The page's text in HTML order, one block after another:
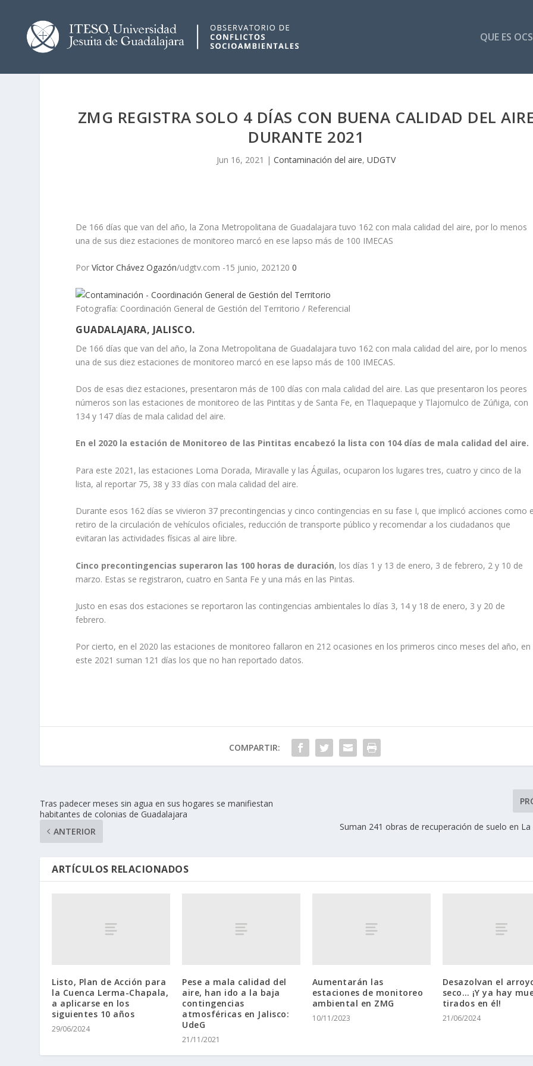
QUE ES
ZMG REGISTRA SOLO 4 DÍAS CON BUENA CALIDAD DEL
DURANTE 2021
Jun 16, 2021 |Contaminación del aire,UDGTV
De 166 días que van del año, la Zona Metropolitana de Guadalajara tuvo 162 con mala calidad del aire, por lo menos
una de sus diez estaciones de monitoreo marcó en ese lapso más de 100 IMECAS
PorVíctor Chávez Ogazón/udgtv.com -15 junio, 2021200
Fotografía: Coordinación General de Gestión del Territorio / Referencial
GUADALAJARA, JALISCO.
De 166 días que van del año, la Zona Metropolitana de Guadalajara tuvo 162 con mala calidad del aire, por lo menos
una de sus diez estaciones de monitoreo marcó en ese lapso más de 100 IMECAS.
Dos de esas diez estaciones, presentaron más de 100 días con mala calidad del aire. Las que presentaron los peores
números son las estaciones de monitoreo de las Pintitas y de Santa Fe, en Tlaquepaque y Tlajomulco de Zúñiga, con
134 y 147 días de mala calidad del aire.
En el 2020 la estación de Monitoreo de las Pintitas encabezó la lista con 104 días de mala calidad del aire.
Para este 2021, las estaciones Loma Dorada, Miravalle y las Águilas, ocuparon los lugares tres, cuatro y cinco de la
lista, al reportar 75, 38 y 33 días con mala calidad del aire.
Durante esos 162 días se vivieron 37 precontingencias y cinco contingencias en su fase I, que implicó acciones como
retiro de la circulación de vehículos oficiales, reducción de transporte público y recomendar a los ciudadanos que
evitaran las actividades físicas al aire libre.
Cinco precontingencias superaron las 100 horas de duración, los días 1 y 13 de enero, 3 de febrero, 2 y 10 de
marzo. Estas se registraron, cuatro en Santa Fe y una más en las Pintas.
Justo en esas dos estaciones se reportaron las contingencias ambientales lo días 3, 14 y 18 de enero, 3 y 20 de
febrero.
Por cierto, en el 2020 las estaciones de monitoreo fallaron en 212 ocasiones en los primeros cinco meses del año, en
este 2021 suman 121 días los que no han reportado datos.
COMPARTIR:
Tras padecer meses sin agua en sus hogares se manifiestan
habitantes de colonias de Guadalajara
ANTERIOR
Suman 241 obras de recuperación de suelo en
ARTÍCULOS RELACIONADOS
Listo, Plan de Acción para
la Cuenca Lerma-Chapala,
a aplicarse en los
siguientes 10 años
29/06/2024
Pese a mala calidad del
aire, han ido a la baja
contingencias
atmosféricas en Jalisco:
UdeG
21/11/2021
Aumentarán las
estaciones de monitoreo
ambiental en ZMG
10/11/2023
Desazolvan el
seco… ¡Y ya hay
tirados en él!
21/06/2024